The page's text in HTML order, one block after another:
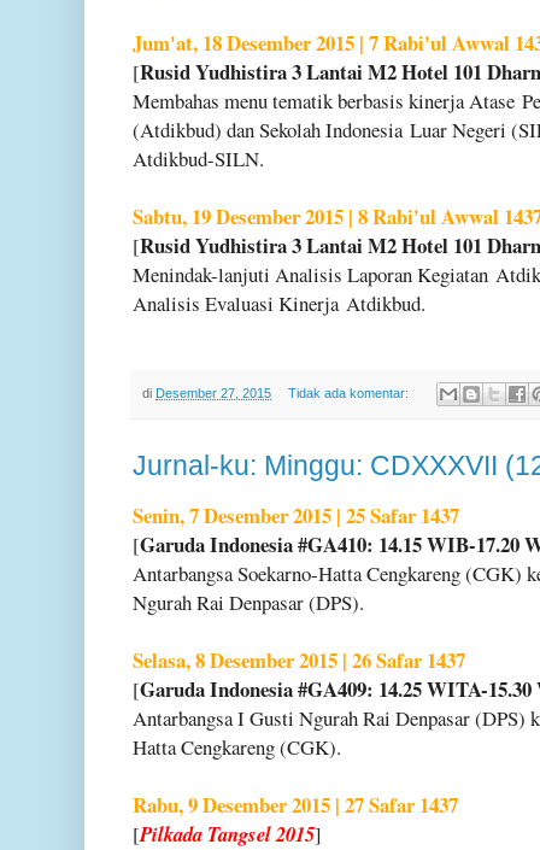
Jum'at, 18 Desember 2015 | 7 Rabi'ul Awwal
[Rusid Yudhistira 3 Lantai M2 Hotel 101
Membahas menu tematik berbasis kinerja Atase
(Atdikbud) dan Sekolah Indonesia Luar Negeri
Atdikbud-SILN.
Sabtu, 19 Desember 2015 | 8 Rabi'ul Awwal
[Rusid Yudhistira 3 Lantai M2 Hotel 101
Menindak-lanjuti Analisis Laporan Kegiatan
Analisis Evaluasi Kinerja Atdikbud.
di Desember 27, 2015 Tidak ada komentar:
Jurnal-ku: Minggu: CDXXXVII
Senin, 7 Desember 2015 | 25 Safar 1437
[Garuda Indonesia #GA410: 14.15 WIB-17.20
Antarbangsa Soekarno-Hatta Cengkareng (CGK)
Ngurah Rai Denpasar (DPS).
Selasa, 8 Desember 2015 | 26 Safar 1437
[Garuda Indonesia #GA409: 14.25 WITA-
Antarbangsa I Gusti Ngurah Rai Denpasar (DPS)
Hatta Cengkareng (CGK).
Rabu, 9 Desember 2015 | 27 Safar 1437
[Pilkada Tangsel 2015]